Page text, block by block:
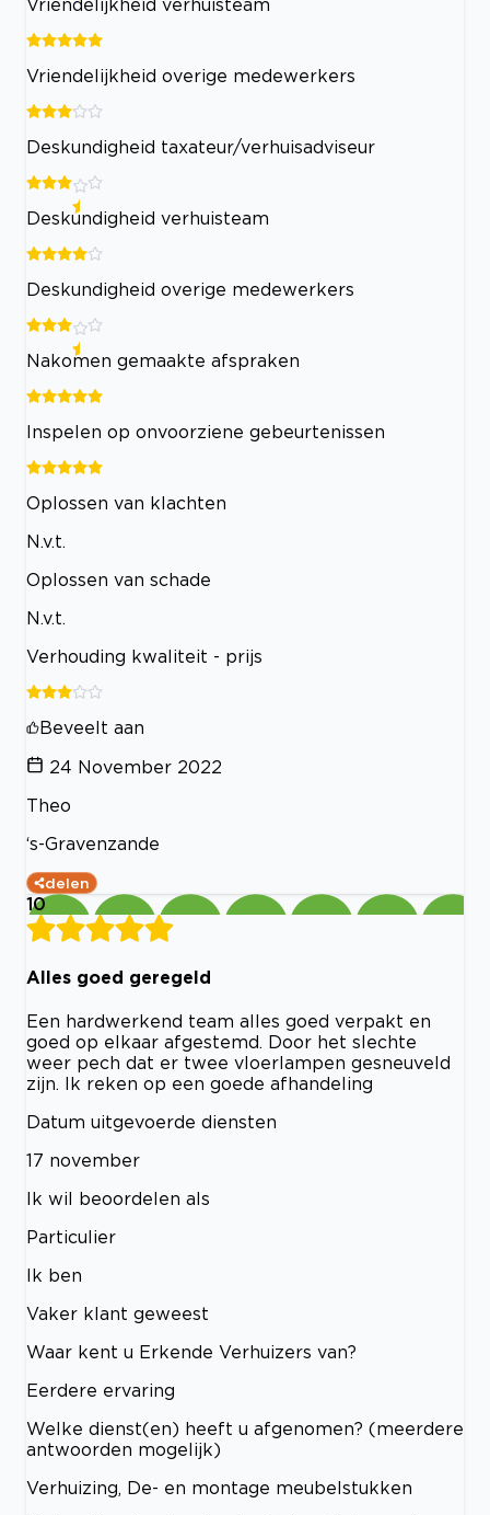
Vriendelijkheid verhuisteam
Vriendelijkheid overige medewerkers
Deskundigheid taxateur/verhuisadviseur
Deskundigheid verhuisteam
Deskundigheid overige medewerkers
Nakomen gemaakte afspraken
Inspelen op onvoorziene gebeurtenissen
Oplossen van klachten
N.v.t.
Oplossen van schade
N.v.t.
Verhouding kwaliteit - prijs
Beveelt aan
24 November 2022
Theo
‘s-Gravenzande
delen
10
Alles goed geregeld
Een hardwerkend team alles goed verpakt en
goed op elkaar afgestemd. Door het slechte
weer pech dat er twee vloerlampen gesneuveld
zijn. Ik reken op een goede afhandeling
Datum uitgevoerde diensten
17 november
Ik wil beoordelen als
Particulier
Ik ben
Vaker klant geweest
Waar kent u Erkende Verhuizers van?
Eerdere ervaring
Welke dienst(en) heeft u afgenomen? (meerdere
antwoorden mogelijk)
Verhuizing, De- en montage meubelstukken